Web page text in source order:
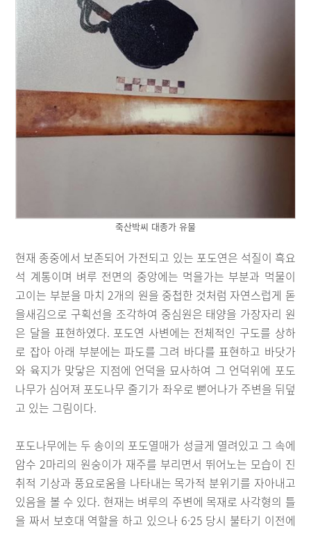
죽산박씨 대종가 유물
현재 종중에서 보존되어 가전되고 있는 포도연은 석질이 흑요
석 계통이며 벼루 전면의 중앙에는 먹을가는 부분과 먹물이
고이는 부분을 마치 2개의 원을 중첩한 것처럼 자연스럽게 돋
을새김으로 구획선을 조각하여 중심원은 태양을 가장자리 원
은 달을 표현하였다. 포도연 사변에는 전체적인 구도를 상하
로 잡아 아래 부분에는 파도를 그려 바다를 표현하고 바닷가
와 육지가 맞닿은 지점에 언덕을 묘사하여 그 언덕위에 포도
나무가 심어져 포도나무 줄기가 좌우로 뻗어나가 주변을 뒤덮
고 있는 그림이다.
포도나무에는 두 송이의 포도열매가 성글게 열려있고 그 속에
암수 2마리의 원숭이가 재주를 부리면서 뛰어노는 모습이 진
취적 기상과 풍요로움을 나타내는 목가적 분위기를 자아내고
있음을 볼 수 있다. 현재는 벼루의 주변에 목재로 사각형의 틀
을 짜서 보호대 역할을 하고 있으나 6·25 당시 불타기 이전에